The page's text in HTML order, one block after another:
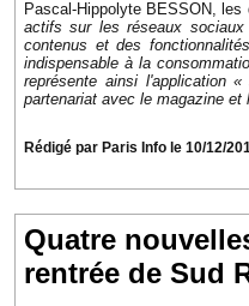
Pascal-Hippolyte BESSON, les
actifs sur les réseaux
contenus et des
indispensable à la
représente ainsi l'application «
partenariat avec le magazine et
Rédigé par Paris Info le 10/12/
Quatre
rentrée de Sud